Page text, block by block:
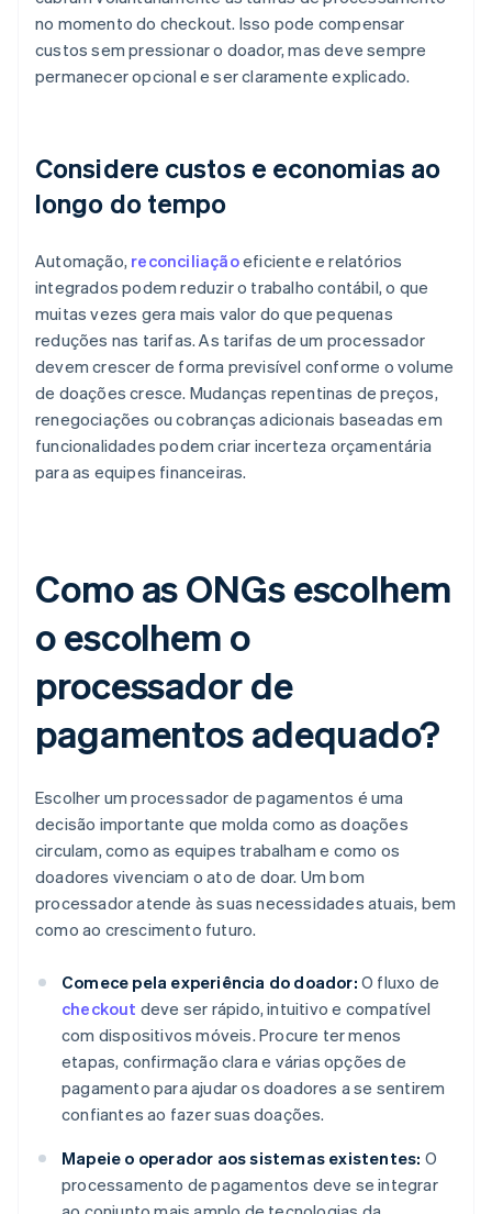
no momento do checkout. Isso pode compensar
custos sem pressionar o doador, mas deve sempre
permanecer opcional e ser claramente explicado.
Considere custos e economias ao
longo do tempo
Automação, reconciliaçãoeficiente e relatórios
integrados podem reduzir o trabalho contábil, o que
muitas vezes gera mais valor do que pequenas
reduções nas tarifas. As tarifas de um processador
devem crescer de forma previsível conforme o volume
de doações cresce. Mudanças repentinas de preços,
renegociações ou cobranças adicionais baseadas em
funcionalidades podem criar incerteza orçamentária
para as equipes financeiras.
Como as ONGs escolhem
o escolhem o
processador de
pagamentos adequado?
Escolher um processador de pagamentos é uma
decisão importante que molda como as doações
circulam, como as equipes trabalham e como os
doadores vivenciam o ato de doar. Um bom
processador atende às suas necessidades atuais, bem
como ao crescimento futuro.
Comece pela experiência do doador: O fluxo de
checkout deve ser rápido, intuitivo e compatível
com dispositivos móveis. Procure ter menos
etapas, confirmação clara e várias opções de
pagamento para ajudar os doadores a se sentirem
confiantes ao fazer suas doações.
Mapeie o operador aos sistemas existentes: O
processamento de pagamentos deve se integrar